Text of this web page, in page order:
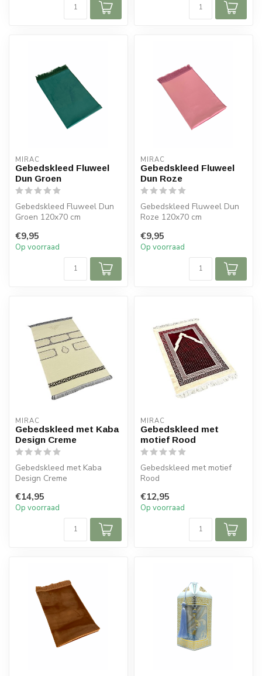
MIRAC
Gebedskleed Fluweel
Dun Groen
Gebedskleed Fluweel Dun
Groen 120x70 cm
€9,95
Op voorraad
MIRAC
Gebedskleed Fluweel
Dun Roze
Gebedskleed Fluweel Dun
Roze 120x70 cm
€9,95
Op voorraad
MIRAC
Gebedskleed met Kaba
Design Creme
Gebedskleed met Kaba
Design Creme
120x70 cm
€14,95
Op voorraad
MIRAC
Gebedskleed met
motief Rood
Gebedskleed met motief
Rood
Afmeting: 120x70 cm
€12,95
Op voorraad